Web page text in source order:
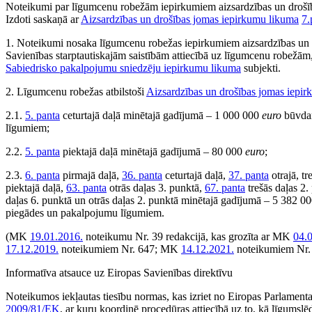
Noteikumi par līgumcenu robežām iepirkumiem aizsardzības un
Izdoti saskaņā arAizsardzības un drošības jomas iepirkumu likuma
1. Noteikumi nosaka līgumcenu robežas iepirkumiem aizsardzības
Savienības starptautiskajām saistībām attiecībā uz līgumcenu
Sabiedrisko pakalpojumu sniedzēju iepirkumu likuma subjekti.
2. Līgumcenu robežas atbilstoši Aizsardzības un drošības jomas
2.1. 5. panta ceturtajā daļā minētajā gadījumā – 1 000 000 euro
līgumiem;
2.2. 5. panta piektajā daļā minētajā gadījumā – 80 000 euro;
2.3. 6. panta pirmajā daļā, 36. panta ceturtajā daļā, 37. panta otrajā,
piektajā daļā, 63. panta otrās daļas 3. punktā, 67. panta trešās daļas
daļas 6. punktā un otrās daļas 2. punktā minētajā gadījumā – 5 382
piegādes un pakalpojumu līgumiem.
(MK 19.01.2016. noteikumu Nr. 39 redakcijā, kas grozīta ar MK
17.12.2019. noteikumiem Nr. 647; MK 14.12.2021. noteikumiem
Informatīva atsauce uz Eiropas Savienības direktīvu
Noteikumos iekļautas tiesību normas, kas izriet no Eiropas
2009/81/EK, ar kuru koordinē procedūras attiecībā uz to, kā